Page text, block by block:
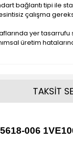
bağlantı tipi ile
çalışma
yer
üretim
006
TAKSİT